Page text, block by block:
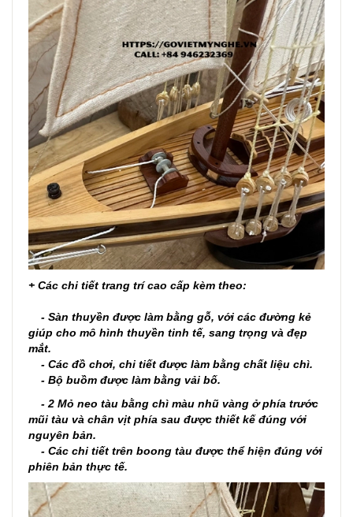
+ Các chi tiết trang trí cao cấp kèm theo:
- Sàn thuyền được làm bằng gỗ, với các đường kẻ
giúp cho mô hình thuyền tinh tế, sang trọng và đẹp
mắt.
- Các đồ chơi, chi tiết được làm bằng chất liệu chì.
- Bộ buồm được làm bằng vải bố.
- 2 Mỏ neo tàu bằng chì màu nhũ vàng ở phía trước
mũi tàu và chân vịt phía sau được thiết kế đúng với
nguyên bản.
- Các chi tiết trên boong tàu được thể hiện đúng với
phiên bản thực tế.